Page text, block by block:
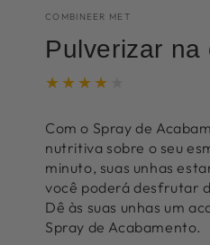
COMBINEER MET
Pulverizar
Com o Spray de
nutritiva sobre o seu
minuto, suas unhas
você poderá desfrutar
Dê às suas unhas um
Spray de Acabamento.